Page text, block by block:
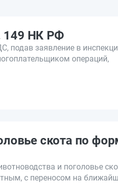
149 НК РФ
подав заявление в
операций,
скота по
и поголовье
с переносом на